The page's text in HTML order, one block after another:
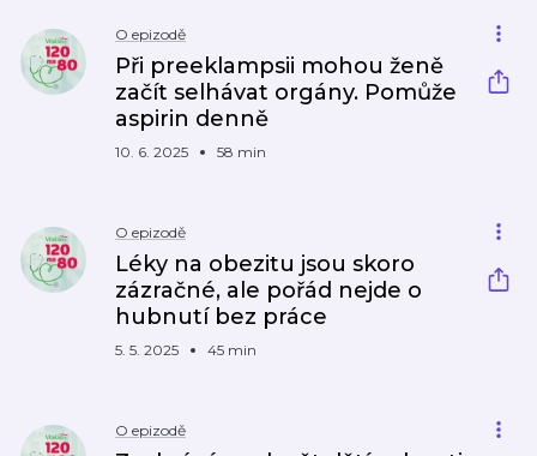
O epizodě
Při preeklampsii mohou ženě
začít selhávat orgány. Pomůže
aspirin denně
10. 6. 2025 58 min
O epizodě
Léky na obezitu jsou skoro
zázračné, ale pořád nejde o
hubnutí bez práce
5. 5. 2025 45 min
O epizodě